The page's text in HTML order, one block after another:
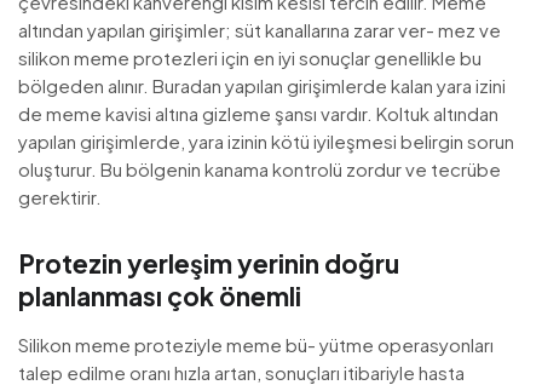
altından yapılan girişimler; süt kanallarına zarar ver- mez ve
silikon meme protezleri için en iyi sonuçlar genellikle bu
bölgeden alınır. Buradan yapılan girişimlerde kalan yara izini
de meme kavisi altına gizleme şansı vardır. Koltuk altından
yapılan girişimlerde, yara izinin kötü iyileşmesi belirgin sorun
oluşturur. Bu bölgenin kanama kontrolü zordur ve tecrübe
gerektirir.
Protezin yerleşim yerinin doğru
planlanması çok önemli
Silikon meme proteziyle meme bü- yütme operasyonları
talep edilme oranı hızla artan, sonuçları itibariyle hasta